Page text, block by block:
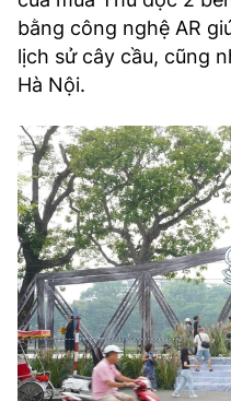
bằng công nghệ AR
lịch sử cây cầu, cũng
Hà Nội.